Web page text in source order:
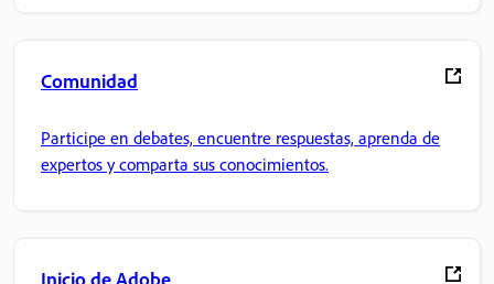
Comunidad
Participe en debates, encuentre respuestas, aprenda de
expertos y comparta sus conocimientos.
Inicio de Adobe